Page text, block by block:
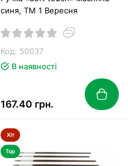
синя, ТМ 1 Вересня
Код: 50037
В наявності
167.40 грн.
Хіт
Top